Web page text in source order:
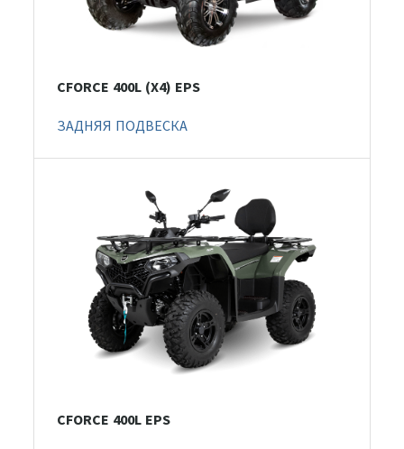
CFORCE 400L (X4) EPS
ЗАДНЯЯ ПОДВЕСКА
CFORCE 400L EPS